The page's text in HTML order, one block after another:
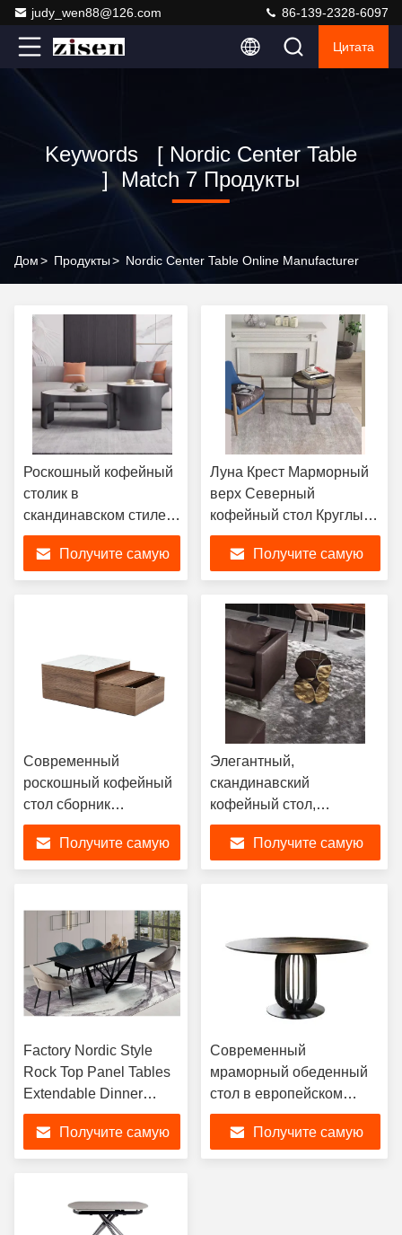
judy_wen88@126.com 86-139-2328-6097
Цитата
Keywords [ Nordic Center Table
] Match 7 Продукты
Дом> Продукты> Nordic Center Table Online Manufacturer
Роскошный кофейный
столик в
скандинавском стиле,
керамический,
скандинавский центр.
Получите самую
Луна Крест Марморный
верх Северный
кофейный стол Круглый
Уникальный
Потрясающий Стильный
Получите самую
Современный
роскошный кофейный
стол сборник
скандинавский
современный
мраморный верх
стол кофейный стол
для гостиной
Получите самую
Элегантный,
скандинавский
кофейный стол,
эстетичный столик из
нержавеющей стали.
Получите самую
Factory Nordic Style
Rock Top Panel Tables
Extendable Dinner
Table Foldable
Rectangular 8 Seater
Dining Tables Set
Получите самую
Современный
мраморный обеденный
стол в европейском
стиле, роскошный
камень, скандинавский
дизайн, 6-местная
Получите самую